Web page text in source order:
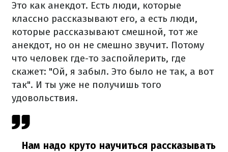
Это как анекдот. Есть люди, которые
классно рассказывают его, а есть люди,
которые рассказывают смешной, тот же
анекдот, но он не смешно звучит. Потому
что человек где-то заспойлерить, где
скажет: "Ой, я забыл. Это было не так, а вот
так". И ты уже не получишь того
удовольствия.
Нам надо круто научиться рассказывать